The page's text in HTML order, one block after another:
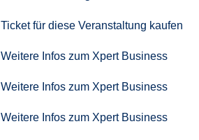
Ticket für diese Veranstaltung kaufen
Weitere Infos zum Xpert Business
Weitere Infos zum Xpert Business
Weitere Infos zum Xpert Business